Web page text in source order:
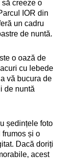
creeze o
IOR din
un cadru
de nuntă.
o oază de
cu lebede
vă bucura de
de nuntă
ședințele foto
frumos și o
Dacă doriți
acest